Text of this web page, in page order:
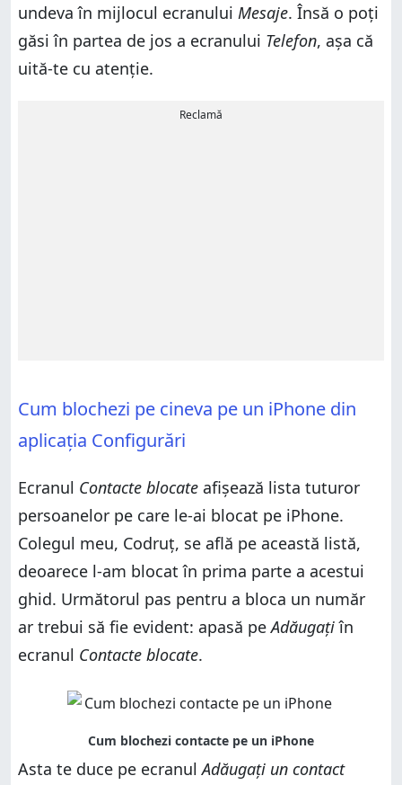
undeva în mijlocul ecranului Mesaje. Însă o poți
găsi în partea de jos a ecranului Telefon, așa că
uită-te cu atenție.
Reclamă
Cum blochezi pe cineva pe un iPhone din
aplicația Configurări
Ecranul Contacte blocate afișează lista tuturor
persoanelor pe care le-ai blocat pe iPhone.
Colegul meu, Codruț, se află pe această listă,
deoarece l-am blocat în prima parte a acestui
ghid. Următorul pas pentru a bloca un număr
ar trebui să fie evident: apasă peAdăugațiîn
ecranul Contacte blocate.
Asta te duce pe ecranulAdăugați un contact